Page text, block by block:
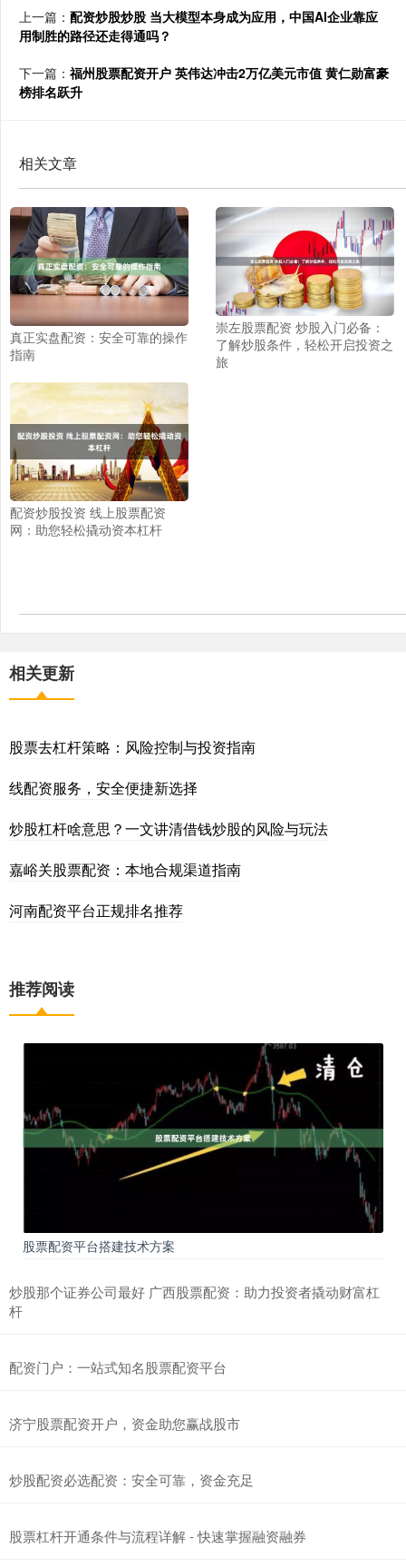
上一篇： 配资炒股炒股 当大模型本身成为应用，中国AI企业靠应
用制胜的路径还走得通吗？
下一篇： 福州股票配资开户 英伟达冲击2万亿美元市值 黄仁勋富豪
榜排名跃升
相关文章
真正实盘配资：安全可靠的操作
指南
崇左股票配资 炒股入门必备：
了解炒股条件，轻松开启投资之
旅
配资炒股投资 线上股票配资
网：助您轻松撬动资本杠杆
相关更新
股票去杠杆策略：风险控制与投资指南
线配资服务，安全便捷新选择
炒股杠杆啥意思？一文讲清借钱炒股的风险与玩法
嘉峪关股票配资：本地合规渠道指南
河南配资平台正规排名推荐
推荐阅读
股票配资平台搭建技术方案
炒股那个证券公司最好 广西股票配资：助力投资者撬动财富杠
杆
配资门户：一站式知名股票配资平台
济宁股票配资开户，资金助您赢战股市
炒股配资必选配资：安全可靠，资金充足
股票杠杆开通条件与流程详解 - 快速掌握融资融券